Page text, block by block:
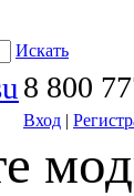
Искать
8 800
Вход |